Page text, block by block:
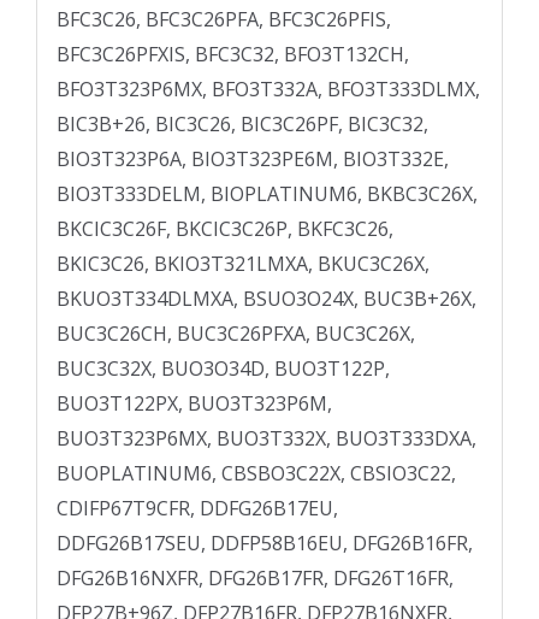
BFC3C26, BFC3C26PFA, BFC3C26PFIS,
BFC3C26PFXIS, BFC3C32, BFO3T132CH,
BFO3T323P6MX, BFO3T332A, BFO3T333DLMX,
BIC3B+26, BIC3C26, BIC3C26PF, BIC3C32,
BIO3T323P6A, BIO3T323PE6M, BIO3T332E,
BIO3T333DELM, BIOPLATINUM6, BKBC3C26X,
BKCIC3C26F, BKCIC3C26P, BKFC3C26,
BKIC3C26, BKIO3T321LMXA, BKUC3C26X,
BKUO3T334DLMXA, BSUO3O24X, BUC3B+26X,
BUC3C26CH, BUC3C26PFXA, BUC3C26X,
BUC3C32X, BUO3O34D, BUO3T122P,
BUO3T122PX, BUO3T323P6M,
BUO3T323P6MX, BUO3T332X, BUO3T333DXA,
BUOPLATINUM6, CBSBO3C22X, CBSIO3C22,
CDIFP67T9CFR, DDFG26B17EU,
DDFG26B17SEU, DDFP58B16EU, DFG26B16FR,
DFG26B16NXFR, DFG26B17FR, DFG26T16FR,
DFP27B+96Z, DFP27B16FR, DFP27B16NXFR,